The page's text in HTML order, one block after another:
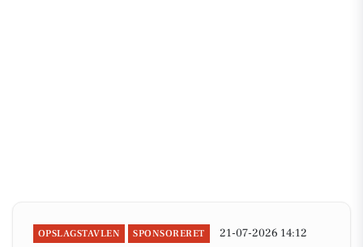
OPSLAGSTAVLEN SPONSORERET 21-07-2026 14:12